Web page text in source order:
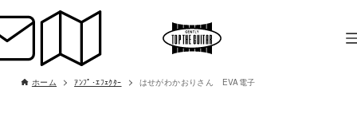
ホーム ｱﾝﾌﾟ･ｴﾌｪｸﾀｰ はせがわかおりさん EVA電子